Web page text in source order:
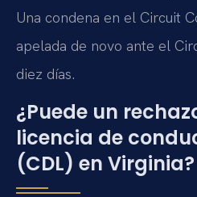
Una condena en el Circuit
apelada de novo ante el
diez días.
¿Puede un
licencia de
(CDL) en Virginia?